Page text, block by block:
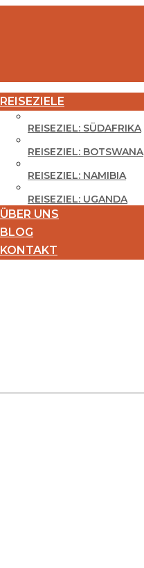
REISEZIELE
REISEZIEL: SÜDAFRIKA
REISEZIEL: BOTSWANA
REISEZIEL: NAMIBIA
REISEZIEL: UGANDA
ÜBER UNS
BLOG
KONTAKT